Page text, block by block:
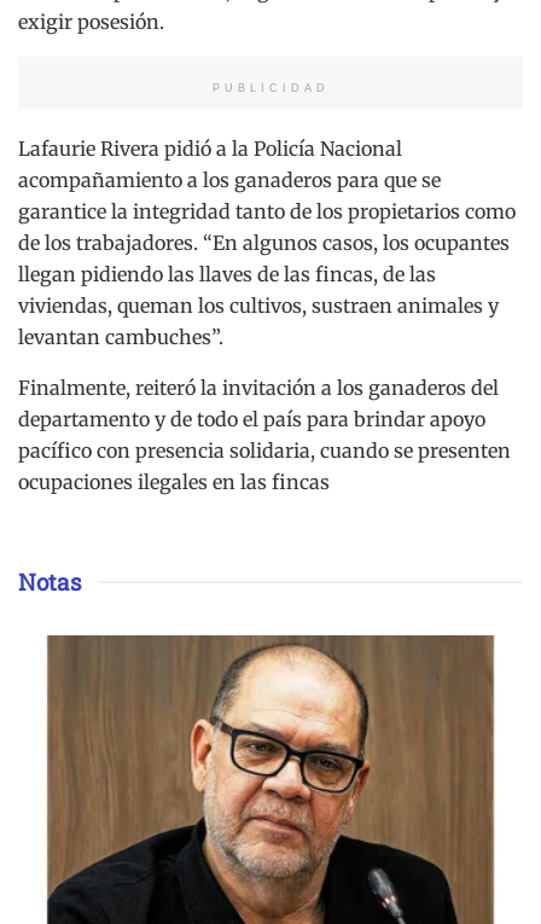
exigir posesión.
PUBLICIDAD
Lafaurie Rivera pidió a la Policía Nacional
acompañamiento a los ganaderos para que se
garantice la integridad tanto de los propietarios como
de los trabajadores. “En algunos casos, los ocupantes
llegan pidiendo las llaves de las fincas, de las
viviendas, queman los cultivos, sustraen animales y
levantan cambuches”.
Finalmente, reiteró la invitación a los ganaderos del
departamento y de todo el país para brindar apoyo
pacífico con presencia solidaria, cuando se presenten
ocupaciones ilegales en las fincas
Notas